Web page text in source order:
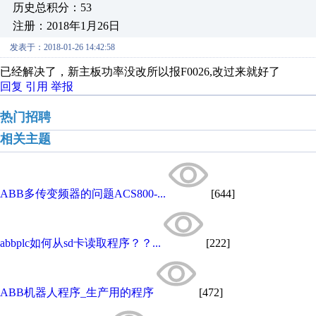
历史总积分：53
注册：2018年1月26日
发表于：2018-01-26 14:42:58
已经解决了，新主板功率没改所以报F0026,改过来就好了
回复 引用 举报
热门招聘
相关主题
ABB多传变频器的问题ACS800-... [644]
abbplc如何从sd卡读取程序？？... [222]
ABB机器人程序_生产用的程序 [472]